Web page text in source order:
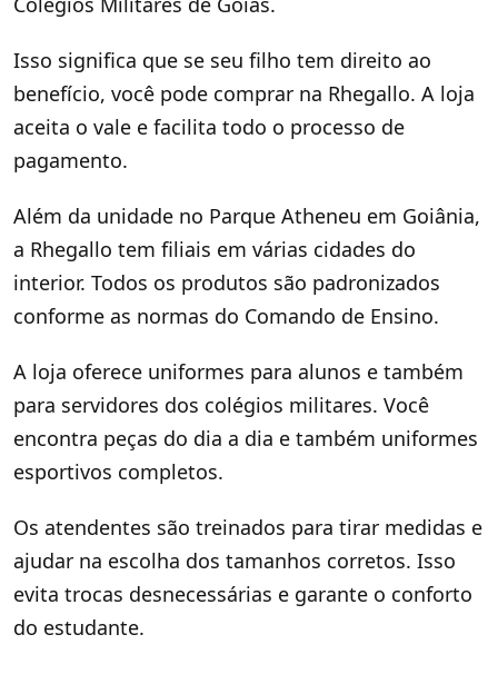
Isso significa que se seu filho tem direito ao
benefício, você pode comprar na Rhegallo. A loja
aceita o vale e facilita todo o processo de
pagamento.
Além da unidade no Parque Atheneu em Goiânia,
a Rhegallo tem filiais em várias cidades do
interior. Todos os produtos são padronizados
conforme as normas do Comando de Ensino.
A loja oferece uniformes para alunos e também
para servidores dos colégios militares. Você
encontra peças do dia a dia e também uniformes
esportivos completos.
Os atendentes são treinados para tirar medidas e
ajudar na escolha dos tamanhos corretos. Isso
evita trocas desnecessárias e garante o conforto
do estudante.